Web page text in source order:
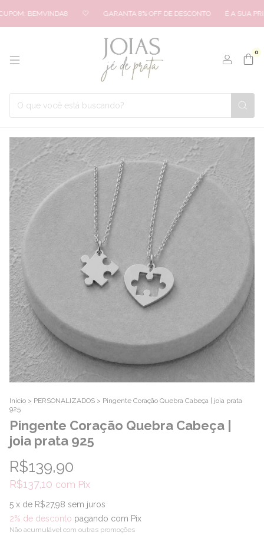
BEMVINDA8 GARANTA 8% OFF DE DESCONTO É A SUA
0
Início > PERSONALIZADOS > Pingente Coração Quebra Cabeça | joia prata
925
Pingente Coração Quebra Cabeça |
joia prata 925
R$139,90
R$137,10 com Pix
5 x de R$27,98 sem juros
2% de desconto pagando com Pix
Não acumulável com outras promoções